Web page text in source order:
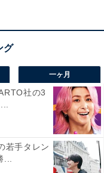
家』でした。主人
歳の“カールじいさ
風船を結びつけ、妻
ダイスの滝”へ旅立
年・ラッセル、南
。
一ヶ月
社の3
若手タレン